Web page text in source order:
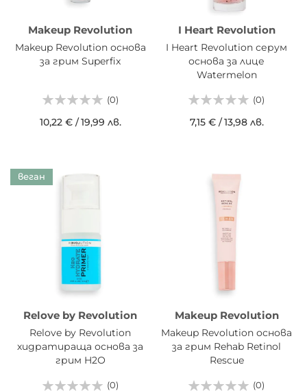
Makeup Revolution
Makeup Revolution основа
за грим Superfix
(0)
10,22 €/19,99 лв.
I Heart Revolution
I Heart Revolution серум
основа за лице
Watermelon
(0)
7,15 €/13,98 лв.
веган
Relove by Revolution
Relove by Revolution
хидратираща основа за
грим H2О
(0)
Makeup Revolution
Makeup Revolution основа
за грим Rehab Retinol
Rescue
(0)